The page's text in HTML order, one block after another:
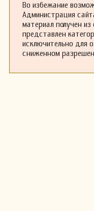
Во избежание
Администрация
материал получен
представлен
исключительно для
сниженном